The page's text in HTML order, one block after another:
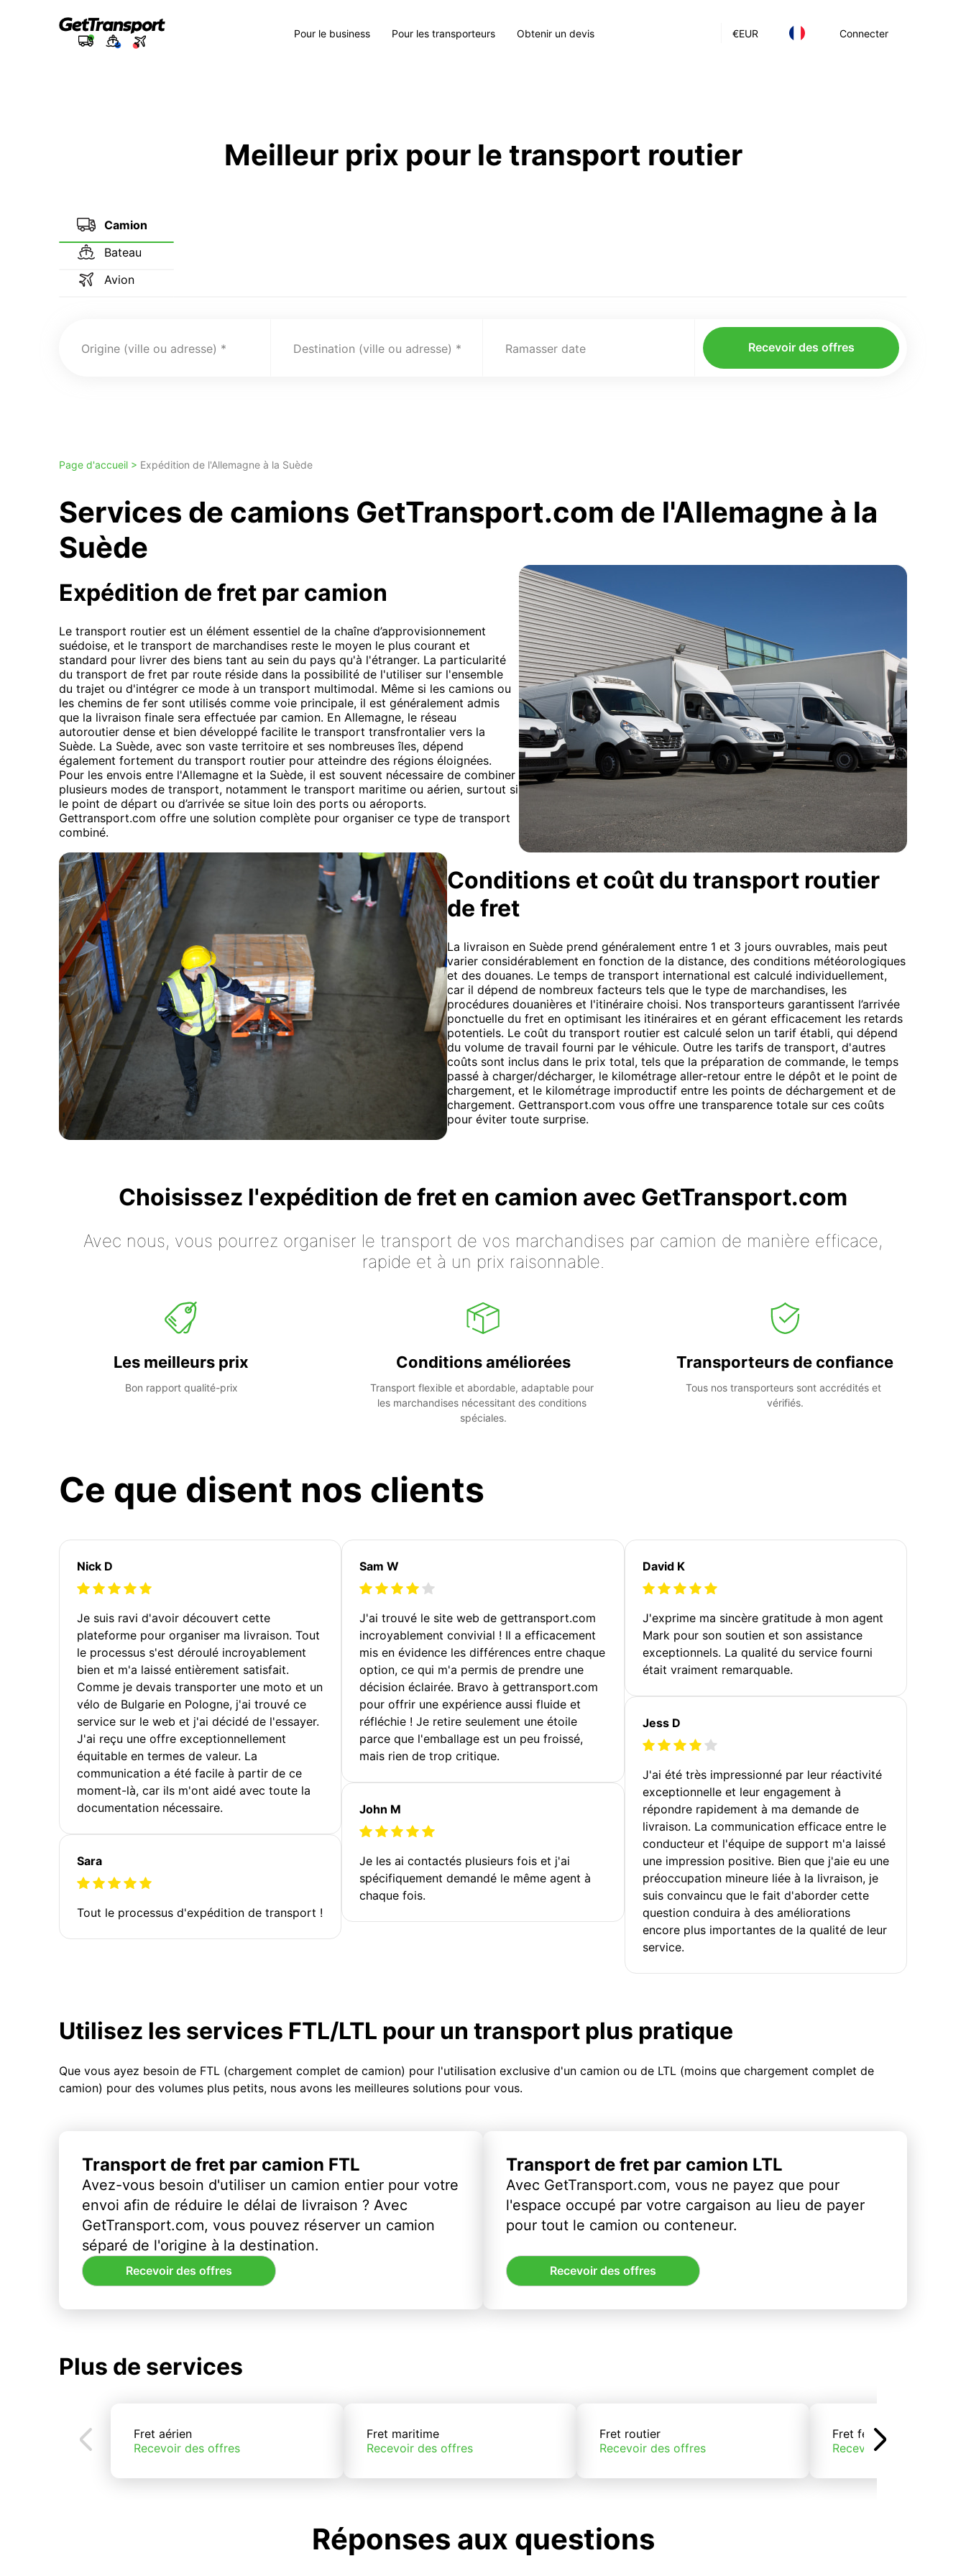
€EUR Connecter
Pour le business Pour les transporteurs Obtenir un devis
Meilleur prix pour le transport routier
Camion
Bateau
Avion
Origine (ville ou adresse) Destination (ville ou adresse) Ramasser date Recevoir des offres
Page d'accueil > Expédition de l'Allemagne à la Suède
Services de camions GetTransport.com de l'Allemagne à la
Suède
Expédition de fret par camion
Le transport routier est un élément essentiel de la chaîne d’approvisionnement
suédoise, et le transport de marchandises reste le moyen le plus courant et
standard pour livrer des biens tant au sein du pays qu'à l'étranger. La particularité
du transport de fret par route réside dans la possibilité de l'utiliser sur l'ensemble
du trajet ou d'intégrer ce mode à un transport multimodal. Même si les camions ou
les chemins de fer sont utilisés comme voie principale, il est généralement admis
que la livraison finale sera effectuée par camion. En Allemagne, le réseau
autoroutier dense et bien développé facilite le transport transfrontalier vers la
Suède. La Suède, avec son vaste territoire et ses nombreuses îles, dépend
également fortement du transport routier pour atteindre des régions éloignées.
Pour les envois entre l'Allemagne et la Suède, il est souvent nécessaire de combiner
plusieurs modes de transport, notamment le transport maritime ou aérien, surtout si
le point de départ ou d’arrivée se situe loin des ports ou aéroports.
Gettransport.com offre une solution complète pour organiser ce type de transport
combiné.
Conditions et coût du transport routier
de fret
La livraison en Suède prend généralement entre 1 et 3 jours ouvrables, mais peut
varier considérablement en fonction de la distance, des conditions météorologiques
et des douanes. Le temps de transport international est calculé individuellement,
car il dépend de nombreux facteurs tels que le type de marchandises, les
procédures douanières et l'itinéraire choisi. Nos transporteurs garantissent l’arrivée
ponctuelle du fret en optimisant les itinéraires et en gérant efficacement les retards
potentiels. Le coût du transport routier est calculé selon un tarif établi, qui dépend
du volume de travail fourni par le véhicule. Outre les tarifs de transport, d'autres
coûts sont inclus dans le prix total, tels que la préparation de commande, le temps
passé à charger/décharger, le kilométrage aller-retour entre le dépôt et le point de
chargement, et le kilométrage improductif entre les points de déchargement et de
chargement. Gettransport.com vous offre une transparence totale sur ces coûts
pour éviter toute surprise.
Choisissez l'expédition de fret en camion avec GetTransport.com
Avec nous, vous pourrez organiser le transport de vos marchandises par camion de manière efficace,
rapide et à un prix raisonnable.
Les meilleurs prix
Bon rapport qualité-prix
Conditions améliorées
Transport flexible et abordable, adaptable pour
les marchandises nécessitant des conditions
spéciales.
Transporteurs de confiance
Tous nos transporteurs sont accrédités et
vérifiés.
Ce que disent nos clients
Nick D
Je suis ravi d'avoir découvert cette
plateforme pour organiser ma livraison. Tout
le processus s'est déroulé incroyablement
bien et m'a laissé entièrement satisfait.
Comme je devais transporter une moto et un
vélo de Bulgarie en Pologne, j'ai trouvé ce
service sur le web et j'ai décidé de l'essayer.
J'ai reçu une offre exceptionnellement
équitable en termes de valeur. La
communication a été facile à partir de ce
moment-là, car ils m'ont aidé avec toute la
documentation nécessaire.
Sara
Tout le processus d'expédition de transport !
Sam W
J'ai trouvé le site web de gettransport.com
incroyablement convivial ! Il a efficacement
mis en évidence les différences entre chaque
option, ce qui m'a permis de prendre une
décision éclairée. Bravo à gettransport.com
pour offrir une expérience aussi fluide et
réfléchie ! Je retire seulement une étoile
parce que l'emballage est un peu froissé,
mais rien de trop critique.
John M
Je les ai contactés plusieurs fois et j'ai
spécifiquement demandé le même agent à
chaque fois.
David K
J'exprime ma sincère gratitude à mon agent
Mark pour son soutien et son assistance
exceptionnels. La qualité du service fourni
était vraiment remarquable.
Jess D
J'ai été très impressionné par leur réactivité
exceptionnelle et leur engagement à
répondre rapidement à ma demande de
livraison. La communication efficace entre le
conducteur et l'équipe de support m'a laissé
une impression positive. Bien que j'aie eu une
préoccupation mineure liée à la livraison, je
suis convaincu que le fait d'aborder cette
question conduira à des améliorations
encore plus importantes de la qualité de leur
service.
Utilisez les services FTL/LTL pour un transport plus pratique
Que vous ayez besoin de FTL (chargement complet de camion) pour l'utilisation exclusive d'un camion ou de LTL (moins que chargement complet de
camion) pour des volumes plus petits, nous avons les meilleures solutions pour vous.
Transport de fret par camion FTL
Avez-vous besoin d'utiliser un camion entier pour votre
envoi afin de réduire le délai de livraison ? Avec
GetTransport.com, vous pouvez réserver un camion
séparé de l'origine à la destination.
Recevoir des offres
Transport de fret par camion LTL
Avec GetTransport.com, vous ne payez que pour
l'espace occupé par votre cargaison au lieu de payer
pour tout le camion ou conteneur.
Recevoir des offres
Plus de services
Fret aérien
Recevoir des offres
Fret maritime
Recevoir des offres
Fret routier
Recevoir des offres
Fret ferroviaire
Recevoir des offres
Réponses aux questions